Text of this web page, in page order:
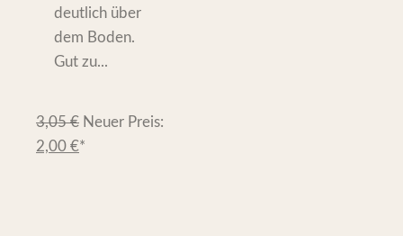
deutlich über
dem Boden.
Gut zu...
3,05€ Neuer Preis:
2,00 €*